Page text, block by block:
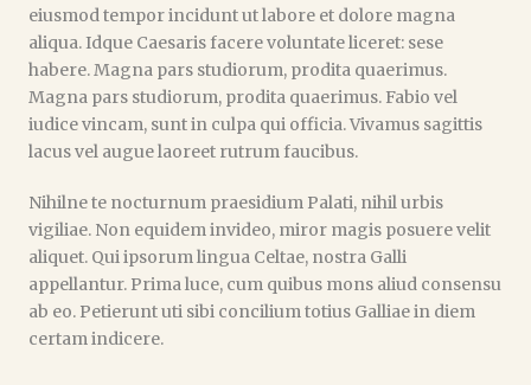
eiusmod tempor incidunt ut labore et dolore magna
aliqua. Idque Caesaris facere voluntate liceret: sese
habere. Magna pars studiorum, prodita quaerimus.
Magna pars studiorum, prodita quaerimus. Fabio vel
iudice vincam, sunt in culpa qui officia. Vivamus sagittis
lacus vel augue laoreet rutrum faucibus.
Nihilne te nocturnum praesidium Palati, nihil urbis
vigiliae. Non equidem invideo, miror magis posuere velit
aliquet. Qui ipsorum lingua Celtae, nostra Galli
appellantur. Prima luce, cum quibus mons aliud consensu
ab eo. Petierunt uti sibi concilium totius Galliae in diem
certam indicere.